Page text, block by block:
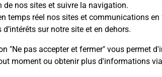
nos sites et suivre la navigation.
temps réel nos sites et communications
sur notre site et en dehors.
"Ne pas accepter et fermer" vous permet
moment ou obtenir plus d'informations via